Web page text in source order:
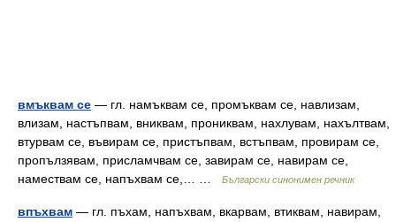
вмъквам се — гл. намъквам се, промъквам се, навлизам,
влизам, настъпвам, вниквам, прониквам, нахлувам, нахълтвам,
втурвам се, въвирам се, пристъпвам, встъпвам, провирам се,
пропълзявам, присламчвам се, завирам се, навирам се,
намествам се, напъхвам се,… …
Български синонимен речник
впъхвам — гл. пъхам, напъхвам, вкарвам, втиквам, навирам,